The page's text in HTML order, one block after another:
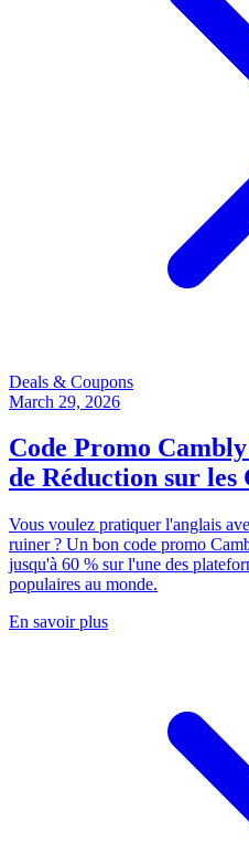
Deals & Coupons
March 29, 2026
Code Promo
de Réduction sur
Vous voulez pratiquer l'anglais
ruiner ? Un bon code promo
jusqu'à 60 % sur l'une des
populaires au monde.
En savoir plus